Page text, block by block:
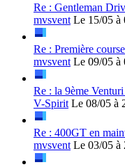
Re : Gentleman
mvsvent Le 15/05 à
Re : Première
mvsvent Le 09/05 à
Re : la 9ème
V-Spirit Le 08/05 à
Re : 400GT en
mvsvent Le 03/05 à